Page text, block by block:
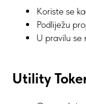
Koriste se
Podliježu
U pravilu se
Utility